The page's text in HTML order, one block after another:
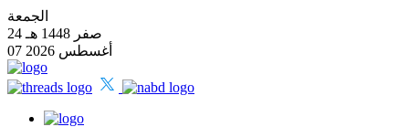
الجمعة
24 صفر 1448 هـ
07 أغسطس 2026